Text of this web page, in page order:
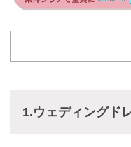
1.ウェディングド